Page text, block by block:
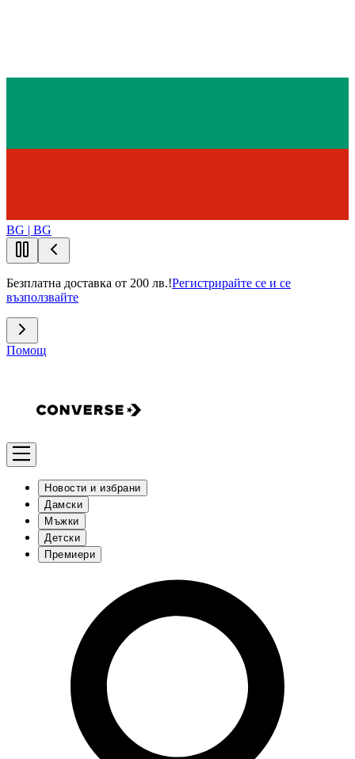
BG | BG
Безплатна доставка от 200 лв.!Регистрирайте се и се
възползвайте
Помощ
Новости и избрани
Дамски
Мъжки
Детски
Премиери